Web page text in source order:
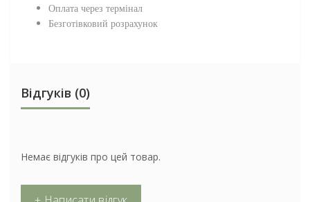
Оплата через термінал
Безготівковий розрахунок
Відгуків (0)
Немає відгуків про цей товар.